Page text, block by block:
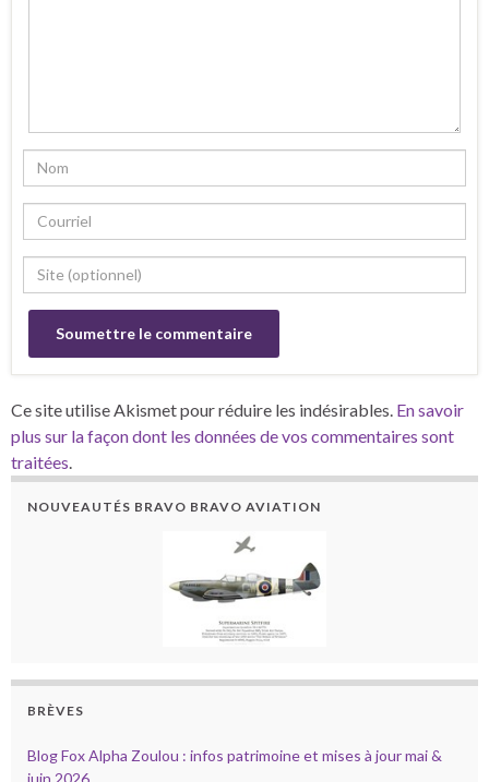
Ce site utilise Akismet pour réduire les indésirables. En savoir
plus sur la façon dont les données de vos commentaires sont
traitées
NOUVEAUTÉS BRAVO BRAVO AVIATION
BRÈVES
Blog Fox Alpha Zoulou : infos patrimoine et mises à jour mai &
juin 2026